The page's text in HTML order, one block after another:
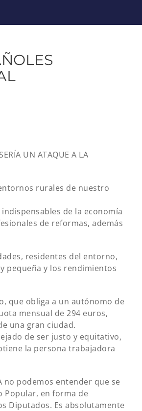
UN ATAQUE A LA
rurales de nuestro
de la economía
de reformas, además
residentes del entorno,
pequeña y los rendimientos
que obliga a un autónomo de
mensual de 294 euros,
una gran ciudad.
de ser justo y equitativo,
la persona trabajadora
no podemos entender que se
Popular, en forma de
Diputados. Es absolutamente